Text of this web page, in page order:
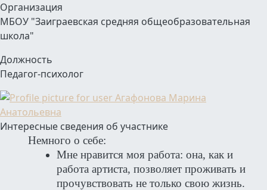
Организация
МБОУ "Заиграевская средняя общеобразовательная
школа"
Должность
Педагог-психолог
Интересные сведения об участнике
Немного о себе:
Мне нравится моя работа: она, как и
работа артиста, позволяет проживать и
прочувствовать не только свою жизнь.